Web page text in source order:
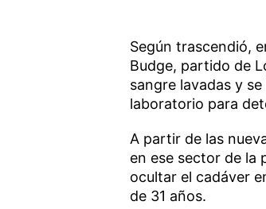
Según trascendió,
Budge, partido de
sangre lavadas y
laboratorio para
A partir de las
en ese sector de la
ocultar el cadáver
de 31 años.